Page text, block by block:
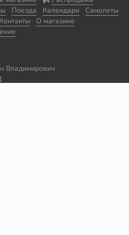
Поезда Календари
Самолеты
Контакты
О магазине
Владимирович